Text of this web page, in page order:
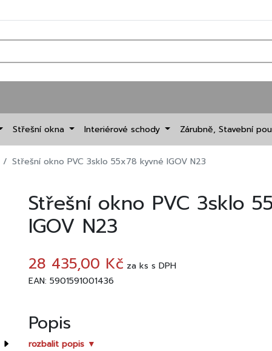
Střešní okna Interiérové schody Zárubně, Stavební
Střešní okno PVC 3sklo 55x78 kyvné IGOV N23
Střešní okno PVC 3sklo
IGOV N23
28 435,00 Kč za ks s DPH
EAN: 5901591001436
Popis
rozbalit popis ▼